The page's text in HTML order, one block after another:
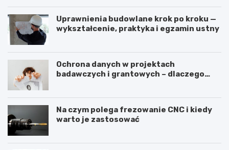
Uprawnienia budowlane krok po kroku —
wykształcenie, praktyka i egzamin ustny
Ochrona danych w projektach
badawczych i grantowych – dlaczego
Na czym polega frezowanie CNC i kiedy
warto je zastosować